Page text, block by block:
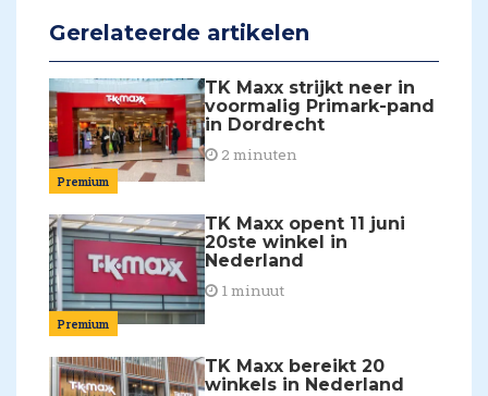
Gerelateerde artikelen
Premium
TK Maxx strijkt neer in
voormalig Primark-pand
in Dordrecht
2 minuten
Premium
TK Maxx opent 11 juni
20ste winkel in
Nederland
1 minuut
TK Maxx bereikt 20
winkels in Nederland